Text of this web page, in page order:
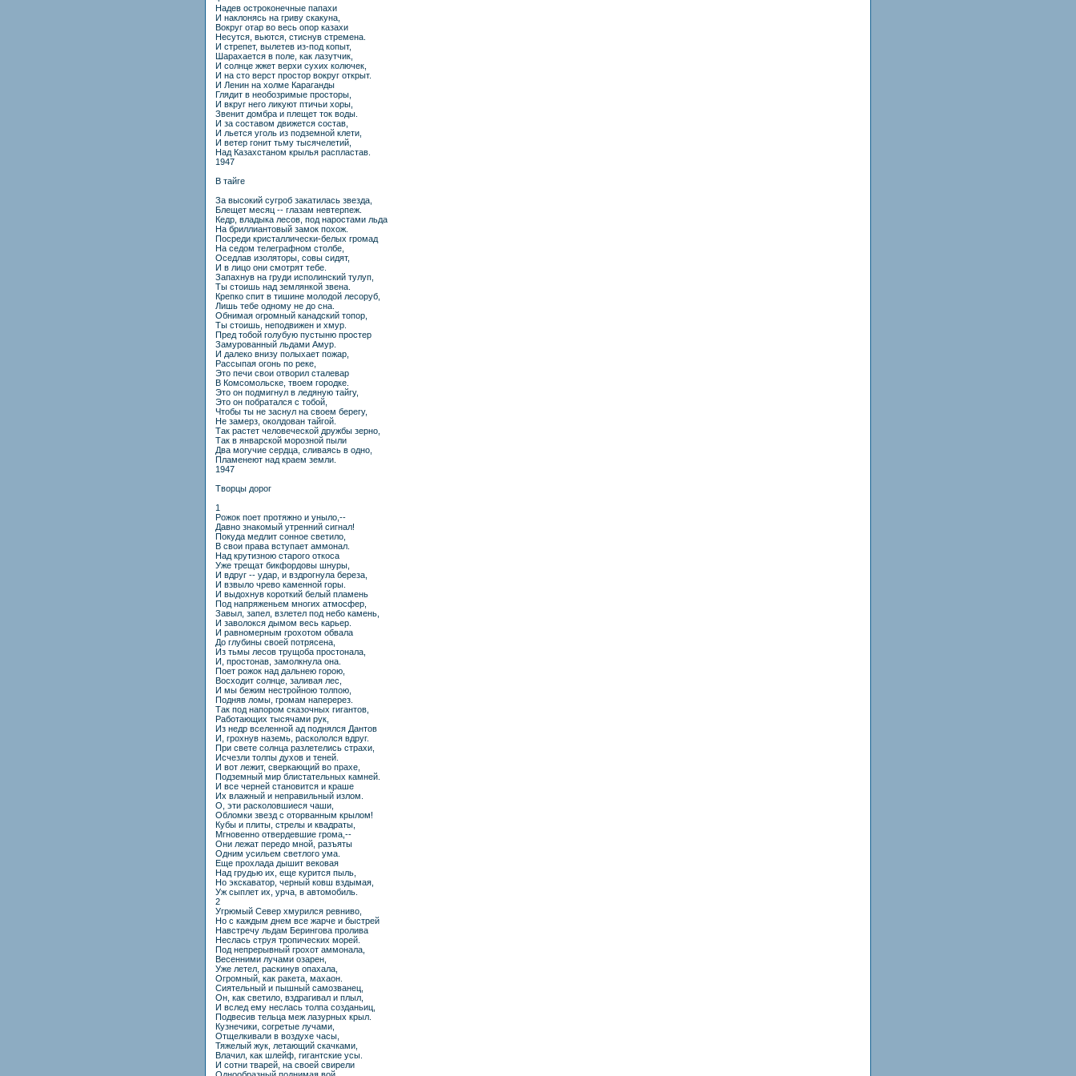
Надев остроконечные папахи
И наклонясь на гриву скакуна,
Вокруг отар во весь опор казахи
Несутся, вьются, стиснув стремена.
И стрепет, вылетев из-под копыт,
Шарахается в поле, как лазутчик,
И солнце жжет верхи сухих колючек,
И на сто верст простор вокруг открыт.
И Ленин на холме Караганды
Глядит в необозримые просторы,
И вкруг него ликуют птичьи хоры,
Звенит домбра и плещет ток воды.
И за составом движется состав,
И льется уголь из подземной клети,
И ветер гонит тьму тысячелетий,
Над Казахстаном крылья распластав.
1947
В тайге
За высокий сугроб закатилась звезда,
Блещет месяц -- глазам невтерпеж.
Кедр, владыка лесов, под наростами льда
На бриллиантовый замок похож.
Посреди кристаллически-белых громад
На седом телеграфном столбе,
Оседлав изоляторы, совы сидят,
И в лицо они смотрят тебе.
Запахнув на груди исполинский тулуп,
Ты стоишь над землянкой звена.
Крепко спит в тишине молодой лесоруб,
Лишь тебе одному не до сна.
Обнимая огромный канадский топор,
Ты стоишь, неподвижен и хмур.
Пред тобой голубую пустыню простер
Замурованный льдами Амур.
И далеко внизу полыхает пожар,
Рассыпая огонь по реке,
Это печи свои отворил сталевар
В Комсомольске, твоем городке.
Это он подмигнул в ледяную тайгу,
Это он побратался с тобой,
Чтобы ты не заснул на своем берегу,
Не замерз, околдован тайгой.
Так растет человеческой дружбы зерно,
Так в январской морозной пыли
Два могучие сердца, сливаясь в одно,
Пламенеют над краем земли.
1947
Творцы дорог
1
Рожок поет протяжно и уныло,--
Давно знакомый утренний сигнал!
Покуда медлит сонное светило,
В свои права вступает аммонал.
Над крутизною старого откоса
Уже трещат бикфордовы шнуры,
И вдруг -- удар, и вздрогнула береза,
И взвыло чрево каменной горы.
И выдохнув короткий белый пламень
Под напряженьем многих атмосфер,
Завыл, запел, взлетел под небо камень,
И заволокся дымом весь карьер.
И равномерным грохотом обвала
До глубины своей потрясена,
Из тьмы лесов трущоба простонала,
И, простонав, замолкнула она.
Поет рожок над дальнею горою,
Восходит солнце, заливая лес,
И мы бежим нестройною толпою,
Подняв ломы, громам наперерез.
Так под напором сказочных гигантов,
Работающих тысячами рук,
Из недр вселенной ад поднялся Дантов
И, грохнув наземь, раскололся вдруг.
При свете солнца разлетелись страхи,
Исчезли толпы духов и теней.
И вот лежит, сверкающий во прахе,
Подземный мир блистательных камней.
И все черней становится и краше
Их влажный и неправильный излом.
О, эти расколовшиеся чаши,
Обломки звезд с оторванным крылом!
Кубы и плиты, стрелы и квадраты,
Мгновенно отвердевшие грома,--
Они лежат передо мной, разъяты
Одним усильем светлого ума.
Еще прохлада дышит вековая
Над грудью их, еще курится пыль,
Но экскаватор, черный ковш вздымая,
Уж сыплет их, урча, в автомобиль.
2
Угрюмый Север хмурился ревниво,
Но с каждым днем все жарче и быстрей
Навстречу льдам Берингова пролива
Неслась струя тропических морей.
Под непрерывный грохот аммонала,
Весенними лучами озарен,
Уже летел, раскинув опахала,
Огромный, как ракета, махаон.
Сиятельный и пышный самозванец,
Он, как светило, вздрагивал и плыл,
И вслед ему неслась толпа созданьиц,
Подвесив тельца меж лазурных крыл.
Кузнечики, согретые лучами,
Отщелкивали в воздухе часы,
Тяжелый жук, летающий скачками,
Влачил, как шлейф, гигантские усы.
И сотни тварей, на своей свирели